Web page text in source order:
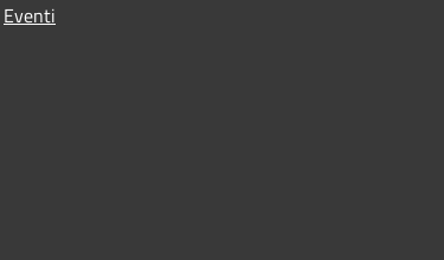
Eventi